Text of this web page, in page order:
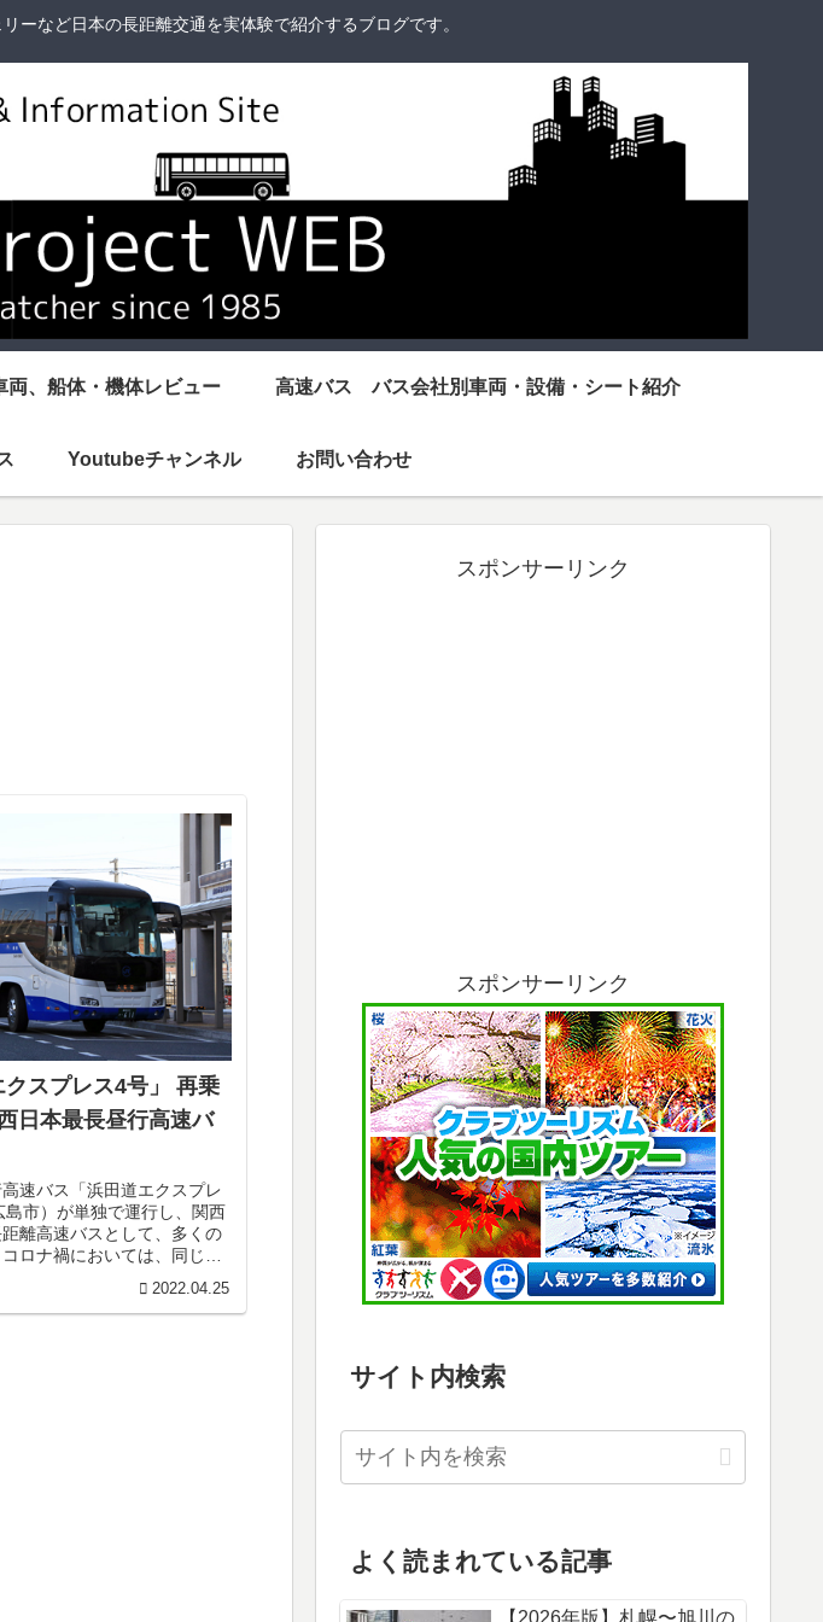
ーなど日本の長距離交通を実体験で紹介するブログです。
両、船体・機体レビュー 高速バス バス会社別車両・設備・シート紹介
Youtubeチャンネル お問い合わせ
スプレス4号」 再乗
日本最長昼行高速バ
速バス「浜田道エクスプレ
市）が単独で運行し、関西
離高速バスとして、多くの
ロナ禍においては、同じく
2022.04.25
スポンサーリンク
スポンサーリンク
サイト内検索
よく読まれている記事